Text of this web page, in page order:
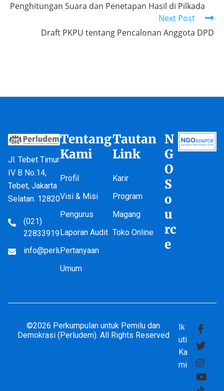
Penghitungan Suara dan Penetapan Hasil di Pilkada
Next Post
Draft PKPU tentang Pencalonan Anggota DPD
Jl. Tebet Timur
IV B No.14,
Tebet, Jakarta
Selatan. 12820
(021)
22833919
info@perludem.or.id
Tentang
Kami
Profil
Visi & Misi
Pengurus
Laporan Audit
Pertanyaan
Umum
Tautan
Link
Karir
Program
Magang
Toko Online
N
G
O
S
o
u
rc
e
©2026 Perkumpulan untuk Pemilu dan
Demokrasi (Perludem). All Rights Reserved
Ik
uti
Ka
mi